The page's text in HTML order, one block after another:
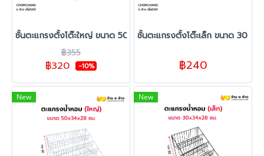
ชั้นตะแกรงตั้งโต๊ะใหญ่ ขนาด 50 x 34 x 28 cm.
฿355
฿320 -10%
ชั้นตะแกรงตั้งโต๊ะเล็ก ขนาด 30 x
฿240
New New